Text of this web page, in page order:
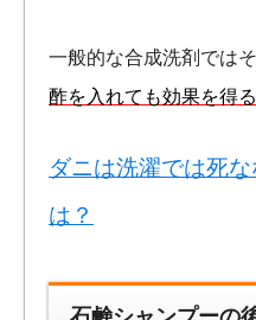
一般的な合成洗剤では
酢を入れても効果を得
ダニは洗濯では死
は？